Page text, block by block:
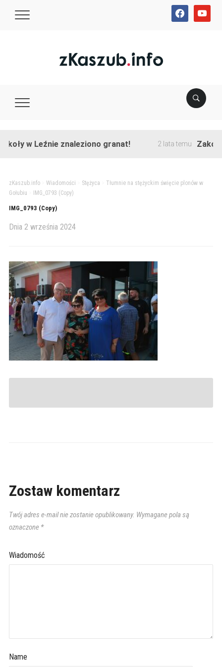
facebookyoutube
w Leźnie znaleziono granat! 2 lata temu
zKaszub.info> Wiadomości Stężyca
Tłumnie na stężyckim święcie plonów w
Gołubiu
IMG_0793 (Copy)
IMG_0793 (Copy)
Dnia 2 września 2024
Zostaw komentarz
Twój adres e-mail nie zostanie opublikowany. Wymagane pola są
oznaczone *
Wiadomość
Name